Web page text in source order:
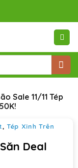
Sale 11/11 Tép
,Tép Xinh Trên
Deal